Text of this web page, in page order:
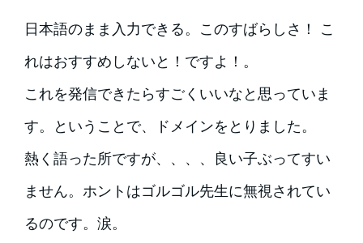
日本語のまま入力できる。このすばらしさ！ こ
れはおすすめしないと！ですよ！。
これを発信できたらすごくいいなと思っていま
す。ということで、ドメインをとりました。
熱く語った所ですが、、、、良い子ぶってすい
ません。ホントはゴルゴル先生に無視されてい
るのです。涙。